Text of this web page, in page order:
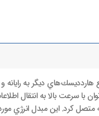
سرعت بالا به انتقال